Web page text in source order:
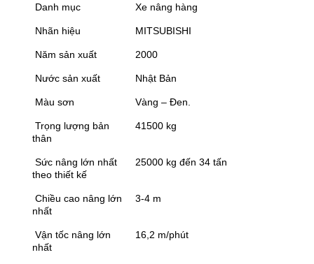
Danh mục Xe nâng hàng
Nhãn hiệu MITSUBISHI
Năm sản xuất 2000
Nước sản xuất Nhật Bản
Màu sơn Vàng – Đen.
Trọng lượng bản
thân
41500 kg
Sức nâng lớn nhất
theo thiết kế
25000 kg đến 34 tấn
Chiều cao nâng lớn
nhất
3-4 m
Vận tốc nâng lớn
nhất
16,2 m/phút